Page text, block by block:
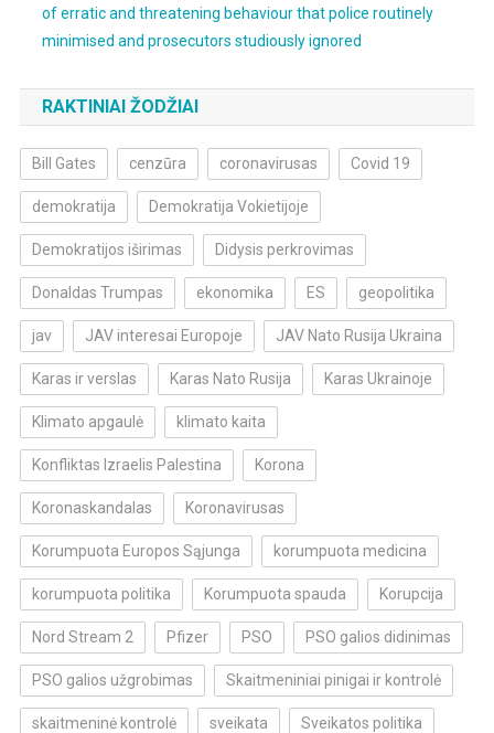
of erratic and threatening behaviour that police routinely
minimised and prosecutors studiously ignored
RAKTINIAI ŽODŽIAI
Bill Gates cenzūra coronavirusas Covid 19
demokratija Demokratija Vokietijoje
Demokratijos iširimas Didysis perkrovimas
Donaldas Trumpas ekonomika ES geopolitika
jav JAV interesai Europoje JAV Nato Rusija Ukraina
Karas ir verslas Karas Nato Rusija Karas Ukrainoje
Klimato apgaulė klimato kaita
Konfliktas Izraelis Palestina Korona
Koronaskandalas Koronavirusas
Korumpuota Europos Sąjunga korumpuota medicina
korumpuota politika Korumpuota spauda Korupcija
Nord Stream 2 Pfizer PSO PSO galios didinimas
PSO galios užgrobimas Skaitmeniniai pinigai ir kontrolė
skaitmeninė kontrolė sveikata Sveikatos politika